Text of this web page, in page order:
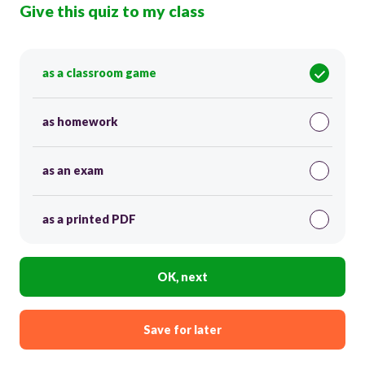
Give this quiz to my class
as a classroom game
as homework
as an exam
as a printed PDF
OK, next
Save for later